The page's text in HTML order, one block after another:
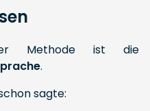
Methode ist die
.
sagte: